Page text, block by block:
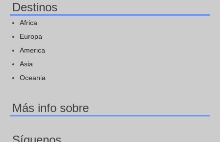
Destinos
Africa
Europa
America
Asia
Oceania
Más info sobre